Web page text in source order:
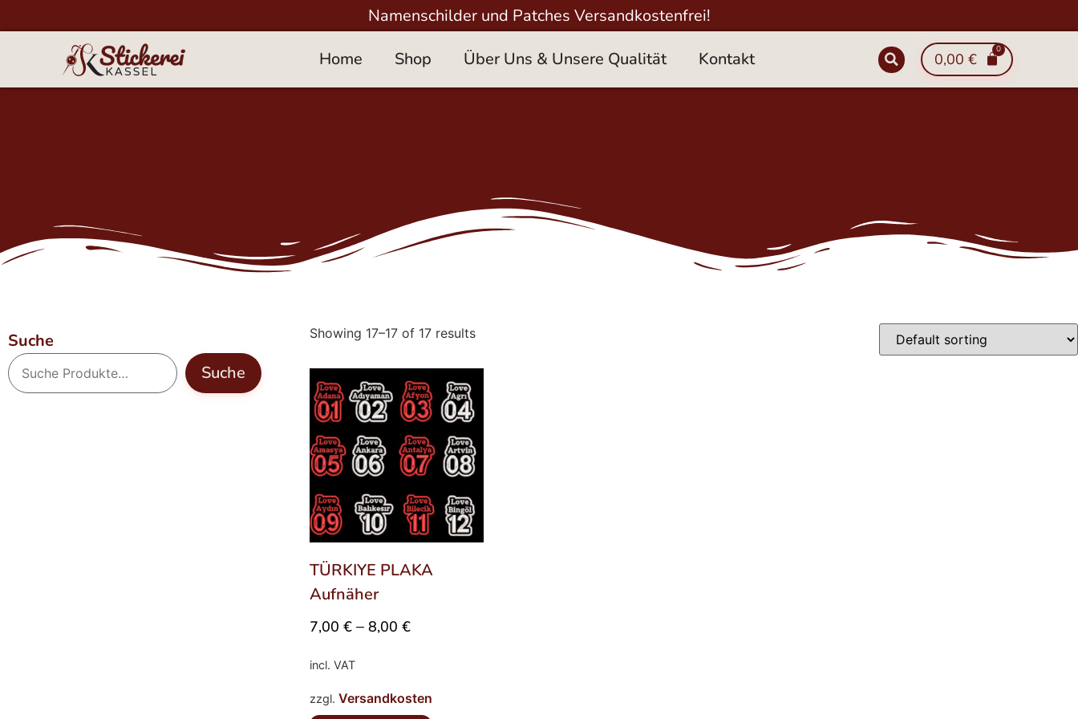
Namenschilder und Patches Versandkostenfrei!
Home Shop Über Uns & Unsere Qualität Kontakt 0,00 €
Suche
Suche
Showing 17–17 of 17 results
TÜRKIYE PLAKA
Aufnäher
7,00 € – 8,00 €
incl. VAT
zzgl. Versandkosten